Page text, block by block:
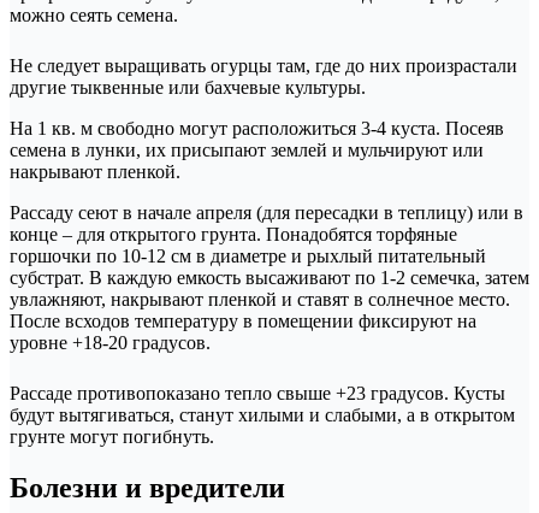
можно сеять семена.
Не следует выращивать огурцы там, где до них произрастали
другие тыквенные или бахчевые культуры.
На 1 кв. м свободно могут расположиться 3-4 куста. Посеяв
семена в лунки, их присыпают землей и мульчируют или
накрывают пленкой.
Рассаду сеют в начале апреля (для пересадки в теплицу) или в
конце – для открытого грунта. Понадобятся торфяные
горшочки по 10-12 см в диаметре и рыхлый питательный
субстрат. В каждую емкость высаживают по 1-2 семечка, затем
увлажняют, накрывают пленкой и ставят в солнечное место.
После всходов температуру в помещении фиксируют на
уровне +18-20 градусов.
Рассаде противопоказано тепло свыше +23 градусов. Кусты
будут вытягиваться, станут хилыми и слабыми, а в открытом
грунте могут погибнуть.
Болезни и вредители